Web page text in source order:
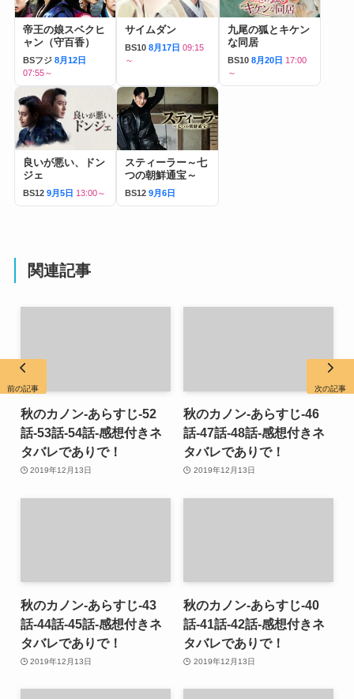
帝王の娘スベクヒ
ャン（守百香）
BSフジ 8月12日
07:55～
サイムダン
BS10 8月17日 09:15
～
九尾の狐とキケン
な同居
BS10 8月20日 17:00
～
良いが悪い、ドン
ジェ
BS12 9月5日 13:00～
スティーラー～七
つの朝鮮通宝～
BS12 9月6日
関連記事
秋のカノン-あらすじ-52
話-53話-54話-感想付きネ
タバレでありで！
2019年12月13日
秋のカノン-あらすじ-46
話-47話-48話-感想付きネ
タバレでありで！
2019年12月13日
秋のカノン-あらすじ-43
話-44話-45話-感想付きネ
タバレでありで！
2019年12月13日
秋のカノン-あらすじ-40
話-41話-42話-感想付きネ
タバレでありで！
2019年12月13日
前の記事 次の記事